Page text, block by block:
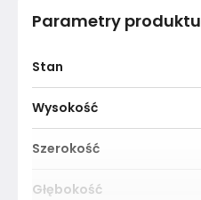
Parametry produktu
Stan
Wysokość
Szerokość
Głębokość